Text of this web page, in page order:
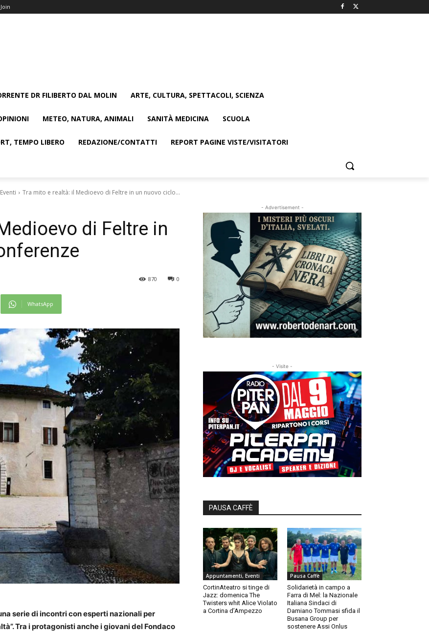
DR FILIBERTO DAL MOLIN ARTE, CULTURA, SPETTACOLI, SCIENZA
METEO, NATURA, ANIMALI SANITÀ MEDICINA SCUOLA
TEMPO LIBERO REDAZIONE/CONTATTI REPORT PAGINE VISTE/VISITATORI
Tra mito e realtà: il Medioevo di Feltre in un nuovo ciclo...
di Feltre in
0
870
WhatsApp
serie di incontri con esperti nazionali per
Tra i protagonisti anche i giovani del Fondaco
- Advertisement -
- Visite -
PAUSA CAFFÈ
Appuntamenti, Eventi
CortinAteatro si tinge di
Jazz: domenica The
Twisters whit Alice Violato
a Cortina d’Ampezzo
Pausa Caffè
Solidarietà in campo a
Farra di Mel: la Nazionale
Italiana Sindaci di
Damiano Tommasi sfida il
Busana Group per
sostenere Assi Onlus